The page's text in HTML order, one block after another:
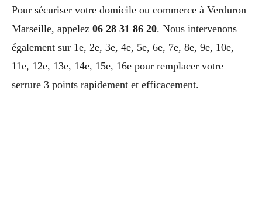
Pour sécuriser votre domicile ou commerce à Verduron
Marseille, appelez 06 28 31 86 20. Nous intervenons
également sur 1e, 2e, 3e, 4e, 5e, 6e, 7e, 8e, 9e, 10e,
11e, 12e, 13e, 14e, 15e, 16e pour remplacer votre
serrure 3 points rapidement et efficacement.